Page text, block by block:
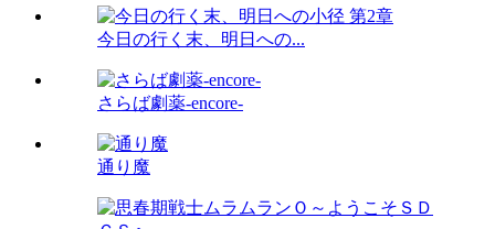
今日の行く末、明日への...
さらば劇薬-encore-
通り魔